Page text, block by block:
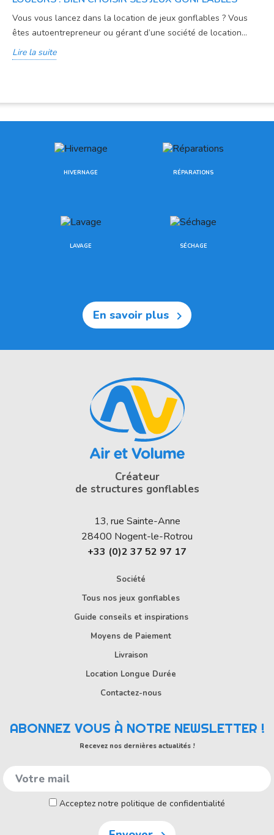
Vous vous lancez dans la location de jeux gonflables ? Vous
êtes autoentrepreneur ou gérant d’une société de location...
Lire la suite
HIVERNAGE RÉPARATIONS
LAVAGE SÉCHAGE
En savoir plus 
Créateur
de structures gonflables
13, rue Sainte-Anne
28400 Nogent-le-Rotrou
+33 (0)2 37 52 97 17
Société
Tous nos jeux gonflables
Guide conseils et inspirations
Moyens de Paiement
Livraison
Location Longue Durée
Contactez-nous
ABONNEZ VOUS À NOTRE NEWSLETTER !
Recevez nos dernières actualités !
Acceptez notre politique de confidentialité